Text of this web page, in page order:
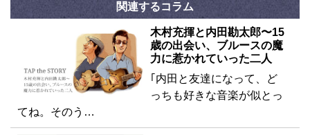
関連するコラム
木村充揮と内田勘太郎〜15
歳の出会い、ブルースの魔
力に惹かれていった二人
｢内田と友達になって、ど
っちも好きな音楽が似とっ
てね。そのう…